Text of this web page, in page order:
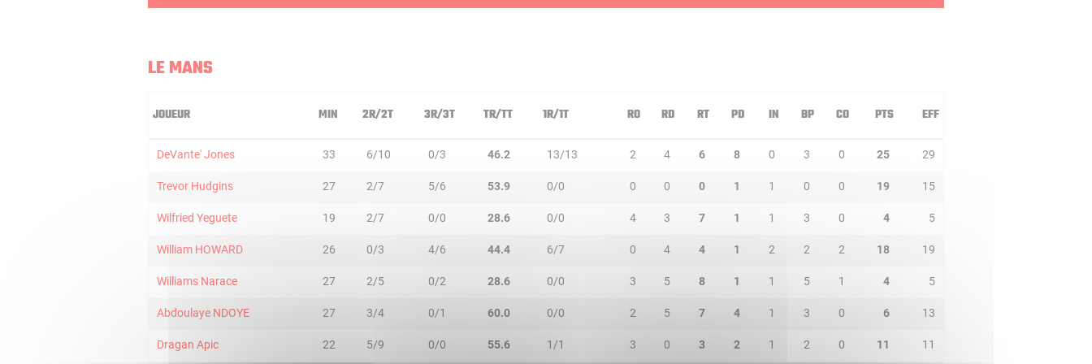
LE MANS
JOUEUR MIN 2R/2T 3R/3T TR/TT 1R/1T RO RD RT PD IN BP CO PTS EFF
DeVante' Jones 33 6/10 0/3 46.2 13/13 2 4 6 8 0 3 0 25 29
Trevor Hudgins 27 2/7 5/6 53.9 0/0 0 0 0 1 1 0 0 19 15
Wilfried Yeguete 19 2/7 0/0 28.6 0/0 4 3 7 1 1 3 0 4 5
William HOWARD 26 0/3 4/6 44.4 6/7 0 4 4 1 2 2 2 18 19
Williams Narace 27 2/5 0/2 28.6 0/0 3 5 8 1 1 5 1 4 5
Abdoulaye NDOYE 27 3/4 0/1 60.0 0/0 2 5 7 4 1 3 0 6 13
Dragan Apic 22 5/9 0/0 55.6 1/1 3 0 3 2 1 2 0 11 11